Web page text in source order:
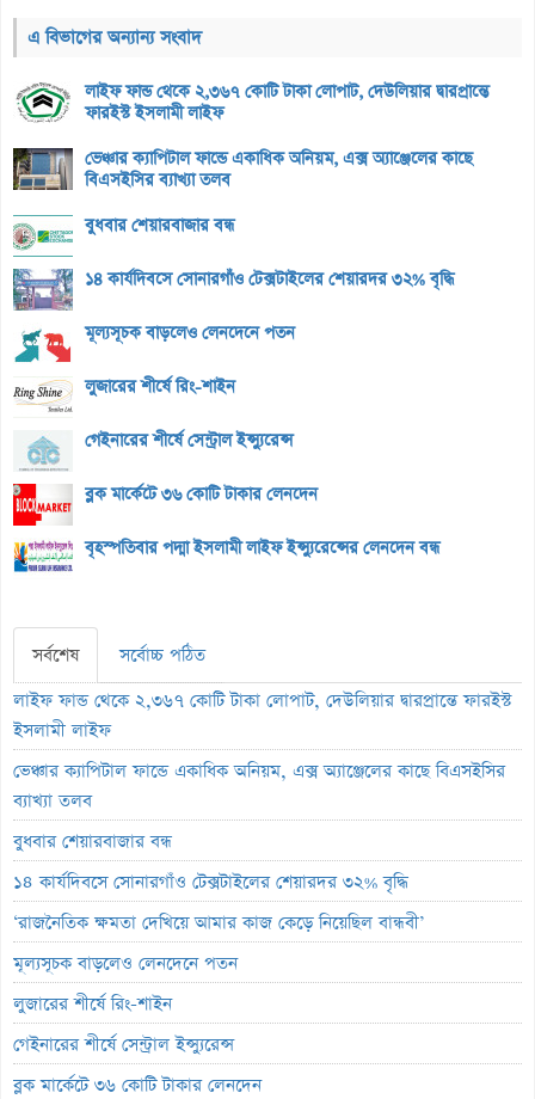
এ বিভাগের অন্যান্য সংবাদ
লাইফ ফান্ড থেকে ২,৩৬৭ কোটি টাকা লোপাট, দেউলিয়ার দ্বারপ্রান্তে
ফারইস্ট ইসলামী লাইফ
ভেঞ্চার ক্যাপিটাল ফান্ডে একাধিক অনিয়ম, এক্স অ্যাঞ্জেলের কাছে
বিএসইসির ব্যাখ্যা তলব
বুধবার শেয়ারবাজার বন্ধ
১৪ কার্যদিবসে সোনারগাঁও টেক্সটাইলের শেয়ারদর ৩২% বৃদ্ধি
মূল্যসূচক বাড়লেও লেনদেনে পতন
লুজারের শীর্ষে রিং-শাইন
গেইনারের শীর্ষে সেন্ট্রাল ইন্স্যুরেন্স
ব্লক মার্কেটে ৩৬ কোটি টাকার লেনদেন
বৃহস্পতিবার পদ্মা ইসলামী লাইফ ইন্স্যুরেন্সের লেনদেন বন্ধ
সর্বশেষ
সর্বোচ্চ পঠিত
লাইফ ফান্ড থেকে ২,৩৬৭ কোটি টাকা লোপাট, দেউলিয়ার দ্বারপ্রান্তে ফারইস্ট
ইসলামী লাইফ
ভেঞ্চার ক্যাপিটাল ফান্ডে একাধিক অনিয়ম, এক্স অ্যাঞ্জেলের কাছে বিএসইসির
ব্যাখ্যা তলব
বুধবার শেয়ারবাজার বন্ধ
১৪ কার্যদিবসে সোনারগাঁও টেক্সটাইলের শেয়ারদর ৩২% বৃদ্ধি
‘রাজনৈতিক ক্ষমতা দেখিয়ে আমার কাজ কেড়ে নিয়েছিল বান্ধবী’
মূল্যসূচক বাড়লেও লেনদেনে পতন
লুজারের শীর্ষে রিং-শাইন
গেইনারের শীর্ষে সেন্ট্রাল ইন্স্যুরেন্স
ব্লক মার্কেটে ৩৬ কোটি টাকার লেনদেন